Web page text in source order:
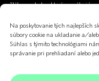
Na poskytovanie tých najlepších
súbory cookie na ukladanie a/
Súhlas s týmito technológiami
správanie pri prehliadaní alebo
štýlu a pohybu, ktorí pomáhajú
U nás si viete
uplatniť